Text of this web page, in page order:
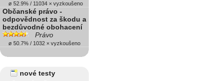
ø 52.9% / 11034 × vyzkoušeno
Občanské právo -
odpovědnost za škodu a
bezdůvodné obohacení
Právo
ø 50.7% / 1032 × vyzkoušeno
nové testy